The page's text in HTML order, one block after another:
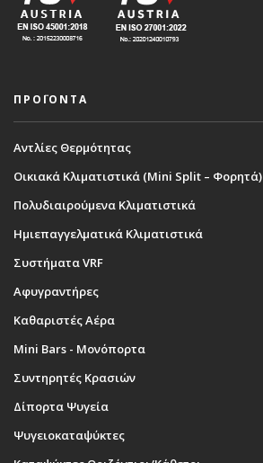
ΠΡΟΪΟΝΤΑ
Αντλίες Θερμότητας
Οικιακά Κλιματιστικά (Mini Split – Φορητά)
Πολυδιαιρούμενα Κλιματιστικά
Ημιεπαγγελματικά Κλιματιστικά
Συστήματα VRF
Αφυγραντήρες
Καθαριστές Αέρα
Mini Bars - Μονόπορτα
Συντηρητές Κρασιών
Δίπορτα Ψυγεία
Ψυγειοκαταψύκτες